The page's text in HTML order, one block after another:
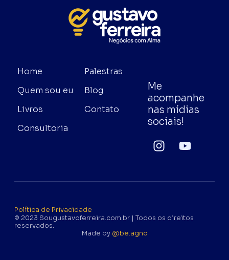
Home
Quem sou eu
Livros
Consultoria
Palestras
Blog
Contato
Me
acompanhe
nas mídias
sociais!
Política de Privacidade
© 2023 Sougustavoferreira.com.br | Todos os direitos
reservados.
Made by @be.agnc